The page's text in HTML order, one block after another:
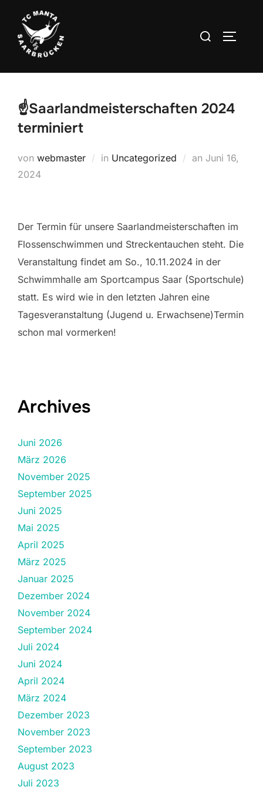
Inhalt
springen
Suchen
☝️Saarlandmeisterschaften 2024
terminiert
von webmaster in Uncategorized an Veröffentlicht
Juni 16,
2024
Der Termin für unsere Saarlandmeisterschaften im
Flossenschwimmen und Streckentauchen steht. Die
Veranstaltung findet am So., 10.11.2024 in der
Schwimmhalle am Sportcampus Saar (Sportschule)
statt. Es wird wie in den letzten Jahren eine
Tagesveranstaltung (Jugend u. Erwachsene)Termin
schon mal vormerken!
Archives
Juni 2026
März 2026
November 2025
September 2025
Juni 2025
Mai 2025
April 2025
März 2025
Januar 2025
Dezember 2024
November 2024
September 2024
Juli 2024
Juni 2024
April 2024
März 2024
Dezember 2023
November 2023
September 2023
August 2023
Juli 2023